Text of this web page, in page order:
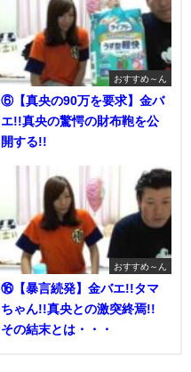
おすすめ～ん
⑥【真央の90万を要求】金バ
エ!!真央の驚愕の財布鞄を公
開する!!
おすすめ～ん
⑯【暴言続発】金バエ!!タマ
ちゃん!!真央との激突終焉!!
その結末とは・・・